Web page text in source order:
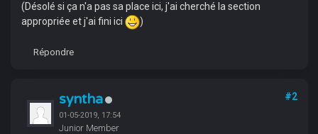
(Désolé si ça n'a pas sa place ici, j'ai cherché la section
appropriée et j'ai fini ici
)
Répondre
syntha
01-05-2019, 17:54
Junior Member
#2